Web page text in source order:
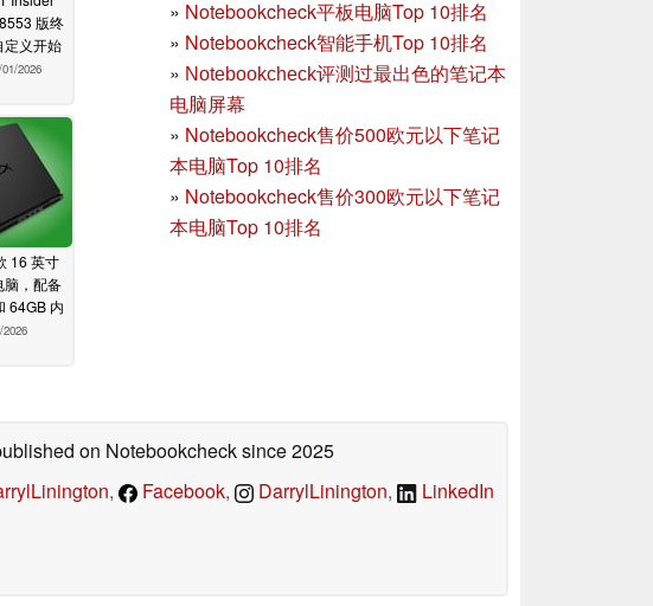
» Notebookcheck平板电脑Top 10排名
» Notebookcheck智能手机Top 10排名
» Notebookcheck评测过最出色的笔记本
电脑屏幕
» Notebookcheck售价500欧元以下笔记
本电脑Top 10排名
» Notebookcheck售价300欧元以下笔记
本电脑Top 10排名
版终
定义开始
2026
16 英寸
脑，配备
64GB 内
on Notebookchecksince 2025
, Facebook, DarrylLinington, LinkedIn